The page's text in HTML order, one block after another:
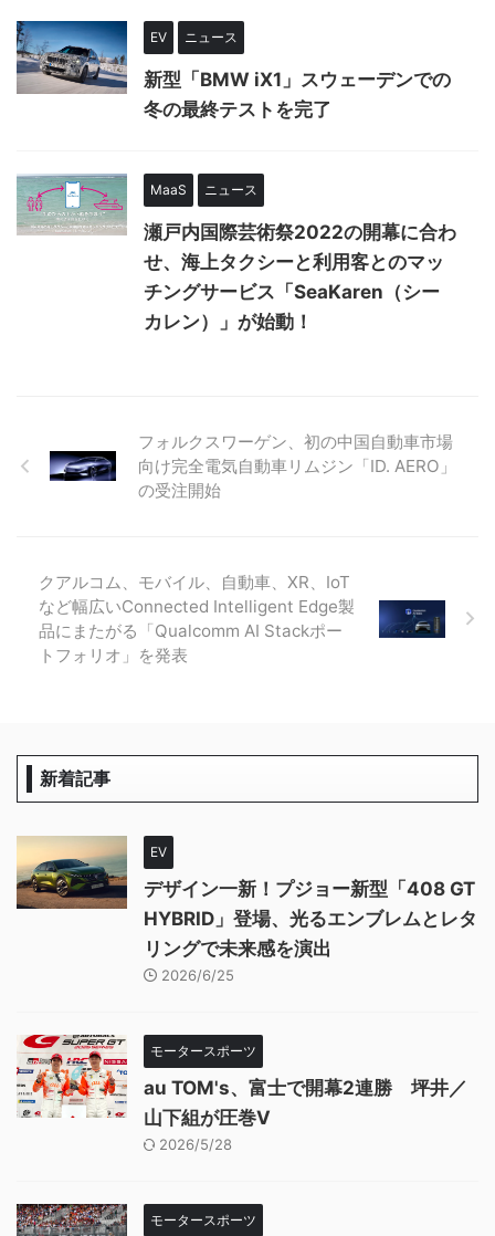
EV ニュース
新型「BMW iX1」スウェーデンでの
冬の最終テストを完了
MaaS ニュース
瀬戸内国際芸術祭2022の開幕に合わ
せ、海上タクシーと利用客とのマッ
チングサービス「SeaKaren（シー
カレン）」が始動！
フォルクスワーゲン、初の中国自動車市場
向け完全電気自動車リムジン「ID. AERO」
の受注開始
クアルコム、モバイル、自動車、XR、IoT
など幅広いConnected Intelligent Edge製
品にまたがる「Qualcomm AI Stackポー
トフォリオ」を発表
新着記事
EV
デザイン一新！プジョー新型「408 GT
HYBRID」登場、光るエンブレムとレタ
リングで未来感を演出
2026/6/25
モータースポーツ
au TOM's、富士で開幕2連勝 坪井／
山下組が圧巻V
2026/5/28
モータースポーツ